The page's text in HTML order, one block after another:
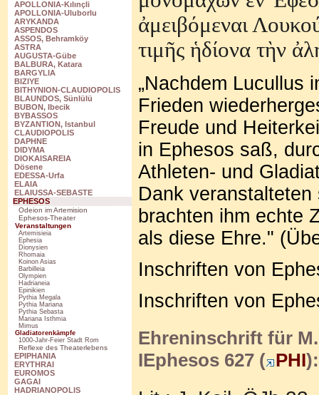
APOLLONIA-Kılınçli
APOLLONIA-Uluborlu
ARYKANDA
ASPENDOS
ASSOS, Behramköy
ASTRA
AUGUSTA-Gübe
BALBURA, Katara
BARGYLIA
BIZIYE
BITHYNION-CLAUDIOPOLIS
BLAUNDOS, Sünlülü
BUBON, Ibecik
BYBASSOS
BYZANTION, Istanbul
CLAUDIOPOLIS
DAPHNE
DIDYMA
DIOKAISAREIA
Dösene
EDESSA-Urfa
ELAIA
ELAIUSSA-SEBASTE
EPHESOS
Odeion im Artemision
Ephesos-Theater
Veranstaltungen
Artemisieia
Ephesia
Dionysien
Rhomaia
Koinon Asias
Barbilleia
Olympien
Hadrianeia
Epinikien
Pythia Megala
Pythia Mariana
Pythia Sebasta
Mariana Isthmia
Mimus
Gladiatorenkämpfe
1000-Jahr-Feier Stadt Rom
Reflexe des Theaterlebens
EPIPHANIA
ERYTHRAI
EUROMOS
GAGAI
HADRIANOPOLIS
ἀμειβόμεναι
τιμῆς ἡδίονα τὴν ἀ
„Nachdem Lucullus
Frieden
Freude und
in Ephesos saß,
Athleten- und
Dank
brachten ihm echte
als diese Ehre."
Inschriften von
Inschriften von
Ehreninschrift für
IEphesos 627 ( PHI):